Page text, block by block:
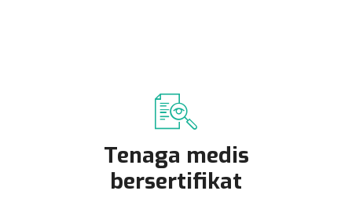
Tenaga medis
bersertifikat